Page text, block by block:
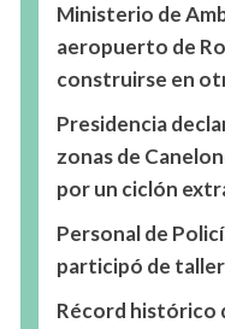
Ministerio de
aeropuerto de
construirse en
Presidencia
zonas de
por un ciclón
Personal de
participó de
Récord histórico